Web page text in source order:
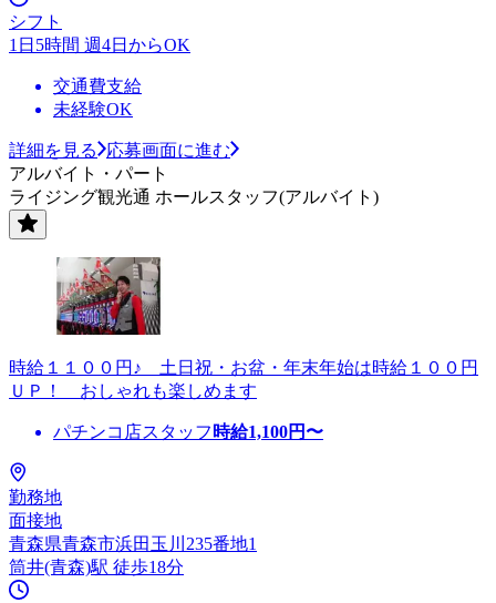
シフト
1日5時間 週4日からOK
交通費支給
未経験OK
詳細を見る
応募画面に進む
アルバイト・パート
ライジング観光通 ホールスタッフ(アルバイト)
時給１１００円♪ 土日祝・お盆・年末年始は時給１００円
ＵＰ！ おしゃれも楽しめます
パチンコ店スタッフ 時給1,100円〜
勤務地
面接地
青森県青森市浜田玉川235番地1
筒井(青森)駅 徒歩18分